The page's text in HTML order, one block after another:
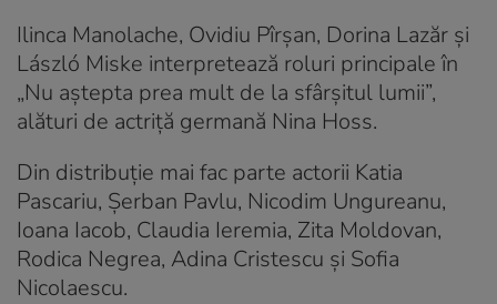
Ilinca Manolache, Ovidiu Pîrşan, Dorina Lazăr şi
László Miske interpretează roluri principale în
„Nu aștepta prea mult de la sfârșitul lumii”,
alături de actriţă germană Nina Hoss.
Din distribuţie mai fac parte actorii Katia
Pascariu, Şerban Pavlu, Nicodim Ungureanu,
Ioana Iacob, Claudia Ieremia, Zita Moldovan,
Rodica Negrea, Adina Cristescu şi Sofia
Nicolaescu.